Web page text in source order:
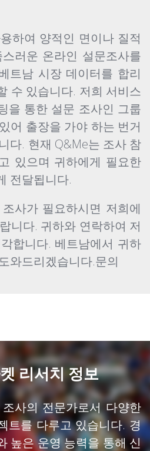
하여 양적인 면이나 질적
러운 온라인 설문조사를
트남 시장 데이터를 합리
수 있습니다. 저희 서비스
을 통한 설문 조사인 그룹
어 출장을 가야 하는 번거
다. 현재 Q&Me는 조사 참
있으며 귀하에게 필요한
전달됩니다.
사가 필요하시면 저희에
니다. 귀하와 연락하여 저
합니다. 베트남에서 귀하
와드리겠습니다.문의
리서치 정보
사의 전문가로서 다양한
트를 다루고 있습니다. 경
높은 운영 능력을 통해 신